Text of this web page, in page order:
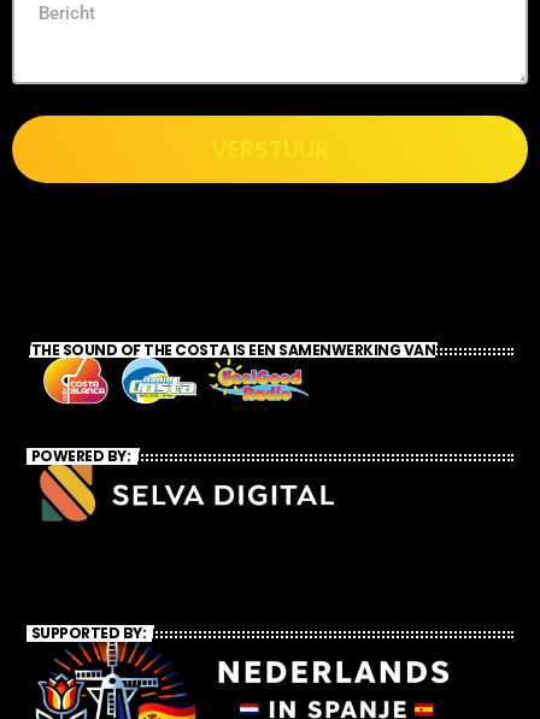
VERSTUUR
THE SOUND OF THE COSTA IS EEN SAMENWERKING VAN
POWERED BY:
SUPPORTED BY: